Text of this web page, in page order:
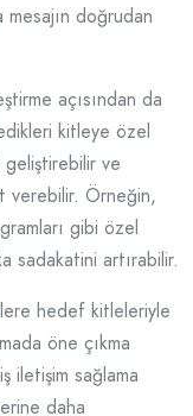
mesajın doğrudan
açısından da
kitleye özel
geliştirebilir ve
verebilir. Örneğin,
gibi özel
sadakatini artırabilir.
hedef kitleleriyle
öne çıkma
iletişim sağlama
daha